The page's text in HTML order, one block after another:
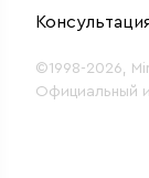
©1998-2026,
Официальный